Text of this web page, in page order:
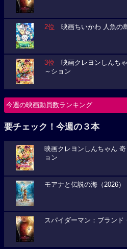
2位 映画ちいかわ 人魚の
3位 映画クレヨンしんち
～ション
今週の映画動員数ランキング
要チェック！今週の３本
映画クレヨンしんちゃん
ョン
モアナと伝説の海（2026）
スパイダーマン：ブランド